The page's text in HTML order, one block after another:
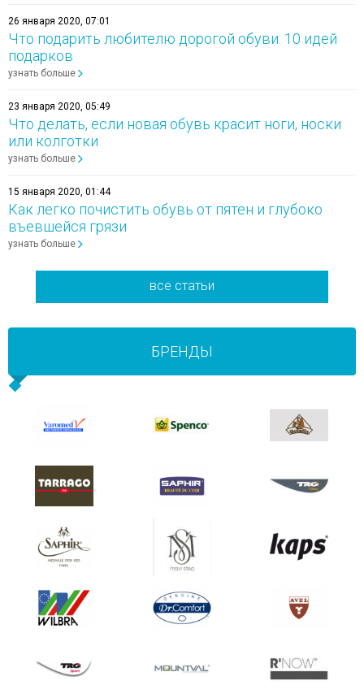
26 января 2020, 07:01
Что подарить любителю дорогой обуви: 10 идей
подарков
узнать больше
23 января 2020, 05:49
Что делать, если новая обувь красит ноги, носки
или колготки
узнать больше
15 января 2020, 01:44
Как легко почистить обувь от пятен и глубоко
въевшейся грязи
узнать больше
все статьи
БРЕНДЫ